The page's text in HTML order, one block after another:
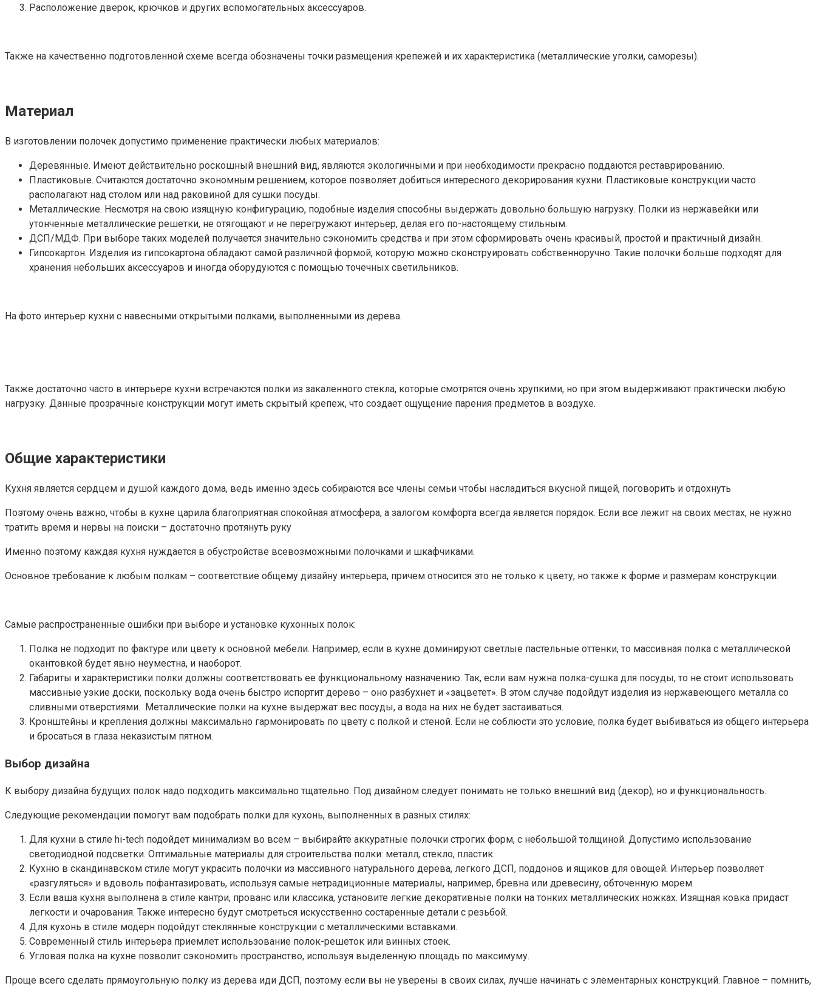
Расположение дверок, крючков и других вспомогательных аксессуаров.
Также на качественно подготовленной схеме всегда обозначены точки размещения крепежей и их характеристика (металлические уголки, саморезы).
Материал
В изготовлении полочек допустимо применение практически любых материалов:
Деревянные. Имеют действительно роскошный внешний вид, являются экологичными и при необходимости прекрасно поддаются реставрированию.
Пластиковые. Считаются достаточно экономным решением, которое позволяет добиться интересного декорирования кухни. Пластиковые конструкции часто
располагают над столом или над раковиной для сушки посуды.
Металлические. Несмотря на свою изящную конфигурацию, подобные изделия способны выдержать довольно большую нагрузку. Полки из нержавейки или
утонченные металлические решетки, не отягощают и не перегружают интерьер, делая его по-настоящему стильным.
ДСП/МДФ. При выборе таких моделей получается значительно сэкономить средства и при этом сформировать очень красивый, простой и практичный дизайн.
Гипсокартон. Изделия из гипсокартона обладают самой различной формой, которую можно сконструировать собственноручно. Такие полочки больше подходят для
хранения небольших аксессуаров и иногда оборудуются с помощью точечных светильников.
На фото интерьер кухни с навесными открытыми полками, выполненными из дерева.
Также достаточно часто в интерьере кухни встречаются полки из закаленного стекла, которые смотрятся очень хрупкими, но при этом выдерживают практически любую
нагрузку. Данные прозрачные конструкции могут иметь скрытый крепеж, что создает ощущение парения предметов в воздухе.
Общие характеристики
Кухня является сердцем и душой каждого дома, ведь именно здесь собираются все члены семьи чтобы насладиться вкусной пищей, поговорить и отдохнуть
Поэтому очень важно, чтобы в кухне царила благоприятная спокойная атмосфера, а залогом комфорта всегда является порядок. Если все лежит на своих местах, не нужно
тратить время и нервы на поиски – достаточно протянуть руку
Именно поэтому каждая кухня нуждается в обустройстве всевозможными полочками и шкафчиками.
Основное требование к любым полкам – соответствие общему дизайну интерьера, причем относится это не только к цвету, но также к форме и размерам конструкции.
Самые распространенные ошибки при выборе и установке кухонных полок:
Полка не подходит по фактуре или цвету к основной мебели. Например, если в кухне доминируют светлые пастельные оттенки, то массивная полка с металлической
окантовкой будет явно неуместна, и наоборот.
Габариты и характеристики полки должны соответствовать ее функциональному назначению. Так, если вам нужна полка-сушка для посуды, то не стоит использовать
массивные узкие доски, поскольку вода очень быстро испортит дерево – оно разбухнет и «зацветет». В этом случае подойдут изделия из нержавеющего металла со
сливными отверстиями. Металлические полки на кухне выдержат вес посуды, а вода на них не будет застаиваться.
Кронштейны и крепления должны максимально гармонировать по цвету с полкой и стеной. Если не соблюсти это условие, полка будет выбиваться из общего интерьера
и бросаться в глаза неказистым пятном.
Выбор дизайна
К выбору дизайна будущих полок надо подходить максимально тщательно. Под дизайном следует понимать не только внешний вид (декор), но и функциональность.
Следующие рекомендации помогут вам подобрать полки для кухонь, выполненных в разных стилях:
Для кухни в стиле hi-tech подойдет минимализм во всем – выбирайте аккуратные полочки строгих форм, с небольшой толщиной. Допустимо использование
светодиодной подсветки. Оптимальные материалы для строительства полки: металл, стекло, пластик.
Кухню в скандинавском стиле могут украсить полочки из массивного натурального дерева, легкого ДСП, поддонов и ящиков для овощей. Интерьер позволяет
«разгуляться» и вдоволь пофантазировать, используя самые нетрадиционные материалы, например, бревна или древесину, обточенную морем.
Если ваша кухня выполнена в стиле кантри, прованс или классика, установите легкие декоративные полки на тонких металлических ножках. Изящная ковка придаст
легкости и очарования. Также интересно будут смотреться искусственно состаренные детали с резьбой.
Для кухонь в стиле модерн подойдут стеклянные конструкции с металлическими вставками.
Современный стиль интерьера приемлет использование полок-решеток или винных стоек.
Угловая полка на кухне позволит сэкономить пространство, используя выделенную площадь по максимуму.
Проще всего сделать прямоугольную полку из дерева иди ДСП, поэтому если вы не уверены в своих силах, лучше начинать с элементарных конструкций. Главное – помнить,